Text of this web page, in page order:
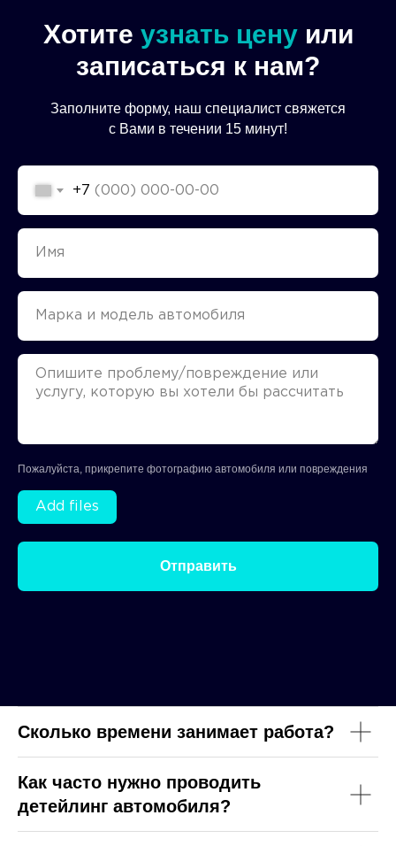
Хотите узнать ценуили
записаться к нам?
Заполните форму, наш специалист свяжется
с Вами в течении 15 минут!
+7
Пожалуйста, прикрепите фотографию автомобиля или повреждения
Add files
Отправить
Сколько времени занимает работа?
Как часто нужно проводить
детейлинг автомобиля?